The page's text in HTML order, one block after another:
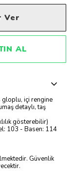
Ver
AL
gloplu, içi rengine
detaylı, taş
gösterebilir)
103 - Basen: 114
Güvenlik